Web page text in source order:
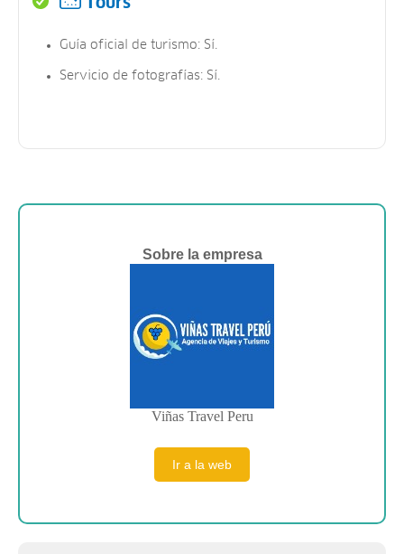
Tours
Guía oficial de turismo: Sí.
Servicio de fotografías: Sí.
Sobre la empresa
Viñas Travel Peru
Ir a la web